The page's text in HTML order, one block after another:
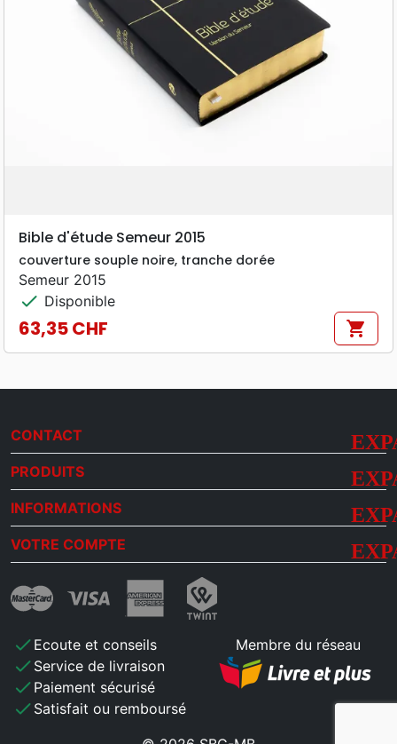
Bible d'étude Semeur 2015
couverture souple noire, tranche dorée
Semeur 2015
check Disponible
Prix
63,35 CHF shopping_cart
CONTACT
PRODUITS
INFORMATIONS
VOTRE COMPTE
check Ecoute et conseils
check Service de livraison
check Paiement sécurisé
check Satisfait ou remboursé
Membre du réseau